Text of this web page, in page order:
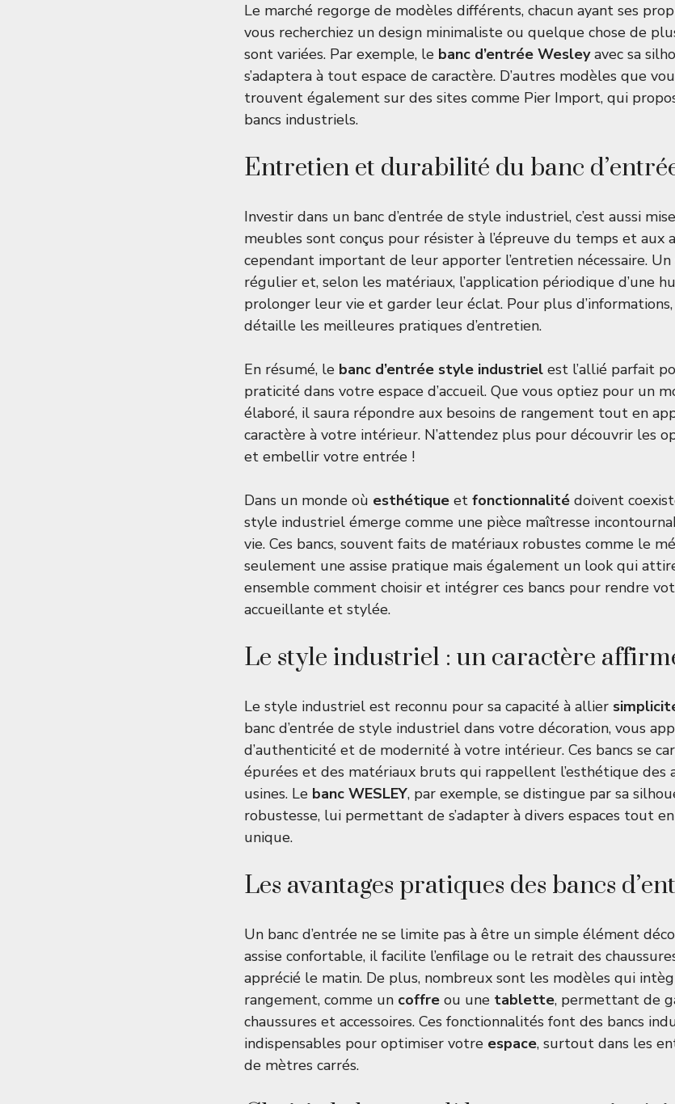
Le marché regorge de modèles différents, chacun ayant ses
vous recherchiez un design minimaliste ou quelque chose de
sont variées. Par exemple, le banc d’entrée Wesleyavec sa
s’adaptera à tout espace de caractère. D’autres modèles que
trouvent également sur des sites comme Pier Import, qui
bancs industriels.
Entretien et durabilité du banc
Investir dans un banc d’entrée de style industriel, c’est aussi
meubles sont conçus pour résister à l’épreuve du temps et aux
cependant important de leur apporter l’entretien nécessaire.
régulier et, selon les matériaux, l’application périodique d’une
prolonger leur vie et garder leur éclat. Pour plus
détaille les meilleures pratiques d’entretien.
En résumé, le banc d’entrée style industriel est l’allié parfait
praticité dans votre espace d’accueil. Que vous optiez pour un
élaboré, il saura répondre aux besoins de rangement tout en
caractère à votre intérieur. N’attendez plus pour découvrir les
et embellir votre entrée !
Dans un monde où esthétique et fonctionnalité doivent
style industriel émerge comme une pièce maîtresse
vie. Ces bancs, souvent faits de matériaux robustes comme le
seulement une assise pratique mais également un look qui
ensemble comment choisir et intégrer ces bancs pour rendre
accueillante et stylée.
Le style industriel : un caractère
Le style industriel est reconnu pour sa capacité à allier
banc d’entrée de style industriel dans votre décoration, vous
d’authenticité et de modernité à votre intérieur. Ces bancs se
épurées et des matériaux bruts qui rappellent l’esthétique des
usines. Le banc WESLEY, par exemple, se distingue par sa
robustesse, lui permettant de s’adapter à divers espaces tout
unique.
Les avantages pratiques des bancs
Un banc d’entrée ne se limite pas à être un simple élément
assise confortable, il facilite l’enfilage ou le retrait des
apprécié le matin. De plus, nombreux sont les modèles qui
rangement, comme un coffre ou une tablette, permettant de
chaussures et accessoires. Ces fonctionnalités font des bancs
indispensables pour optimiser votre espace, surtout dans les
de mètres carrés.